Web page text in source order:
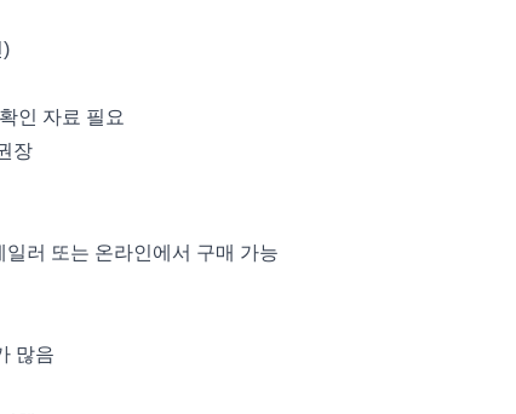
)
인 자료 필요
장
러 또는 온라인에서 구매 가능
많음